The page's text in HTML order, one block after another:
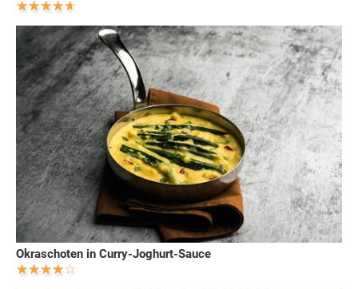
Okraschoten in Curry-Joghurt-Sauce